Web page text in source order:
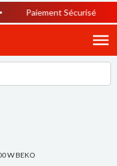
Paiement Sécurisé
W BEKO